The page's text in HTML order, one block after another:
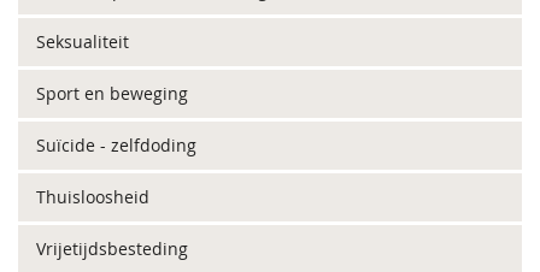
Seksualiteit
Sport en beweging
Suïcide - zelfdoding
Thuisloosheid
Vrijetijdsbesteding